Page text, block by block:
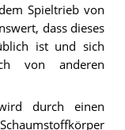
Spieltrieb von
dass dieses
ist und sich
von anderen
durch einen